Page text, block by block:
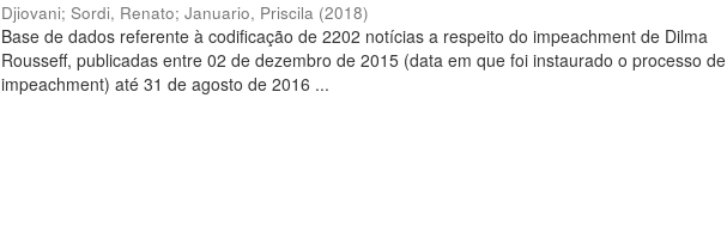
Djiovani;Sordi, Renato;Januario, Priscila (2018)
Base de dados referente à codificação de 2202 notícias a respeito do impeachment de Dilma
Rousseff, publicadas entre 02 de dezembro de 2015 (data em que foi instaurado o processo de
impeachment) até 31 de agosto de 2016 ...